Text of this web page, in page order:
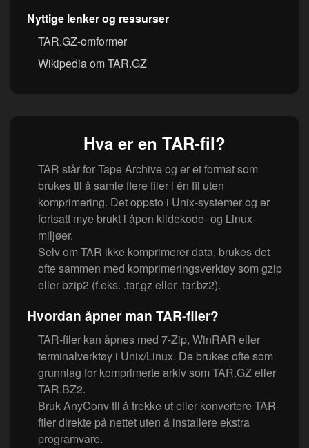
Nyttige lenker og ressurser
TAR.GZ-omformer
Wikipedia om TAR.GZ
Hva er en TAR-fil?
TAR står for Tape Archive og er et format som
brukes til å samle flere filer i én fil uten
komprimering. Det oppsto i Unix-systemer og er
fortsatt mye brukt i åpen kildekode- og Linux-
miljøer.
Selv om TAR ikke komprimerer data, brukes det
ofte sammen med komprimeringsverktøy som gzip
eller bzip2 (f.eks. .tar.gz eller .tar.bz2).
Hvordan åpner man TAR-filer?
TAR-filer kan åpnes med 7-Zip, WinRAR eller
terminalverktøy i Unix/Linux. De brukes ofte som
grunnlag for komprimerte arkiv som TAR.GZ eller
TAR.BZ2.
Bruk AnyConv til å trekke ut eller konvertere TAR-
filer direkte på nettet uten å installere ekstra
programvare.